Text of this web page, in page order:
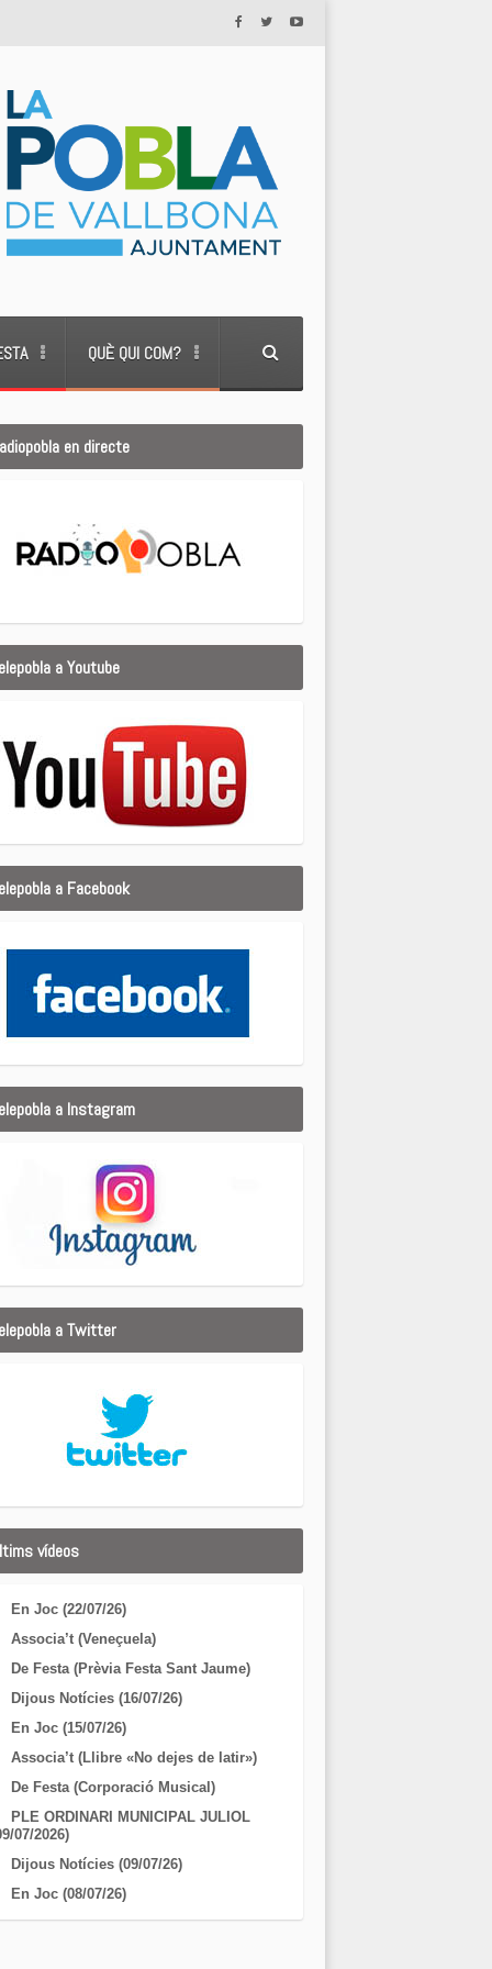
QUÈ QUI COM?
en directe
a Youtube
a Facebook
a Instagram
a Twitter
vídeos
En Joc (22/07/26)
Associa’t (Veneçuela)
De Festa (Prèvia Festa Sant Jaume)
Dijous Notícies (16/07/26)
En Joc (15/07/26)
Associa’t (Llibre «No dejes de latir»)
De Festa (Corporació Musical)
PLE ORDINARI MUNICIPAL JULIOL
07/2026)
Dijous Notícies (09/07/26)
En Joc (08/07/26)